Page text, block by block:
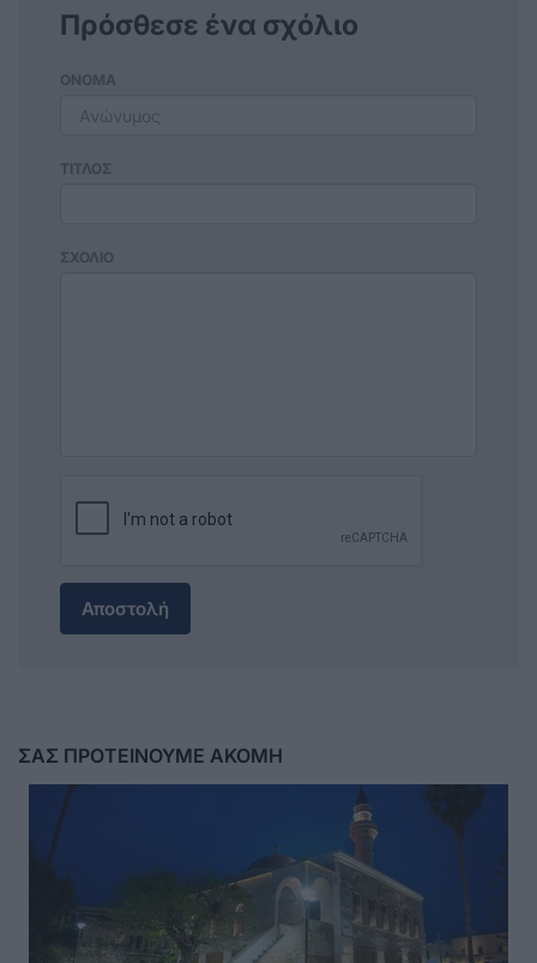
Πρόσθεσε ένα σχόλιο
ΟΝΟΜΑ
ΤΙΤΛΟΣ
ΣΧΟΛΙΟ
Αποστολή
ΣΑΣ ΠΡΟΤΕΙΝΟΥΜΕ ΑΚΟΜΗ